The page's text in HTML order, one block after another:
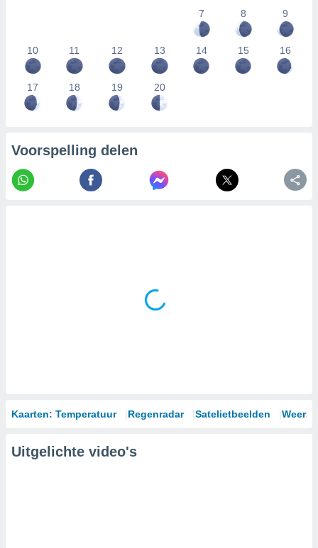
7
8 9
10 11 12 13 14 15 16
17 18 19 20
Voorspelling delen
Kaarten: Temperatuur Regenradar Satelietbeelden
Uitgelichte video's